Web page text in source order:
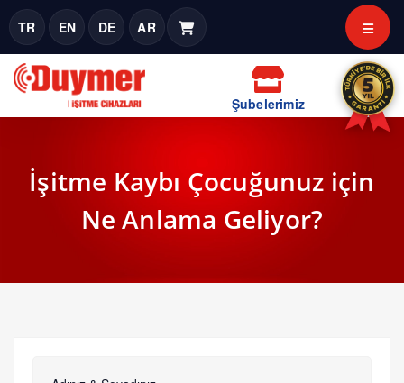
TR EN DE AR
Şubelerimiz
İşitme Kaybı Çocuğunuz için
Ne Anlama Geliyor?